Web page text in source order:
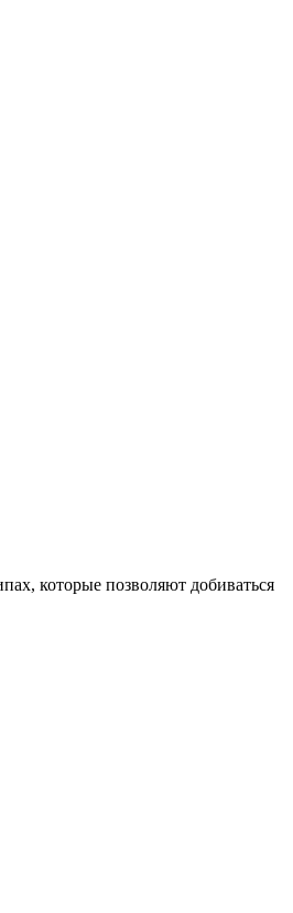
которые позволяют добиваться